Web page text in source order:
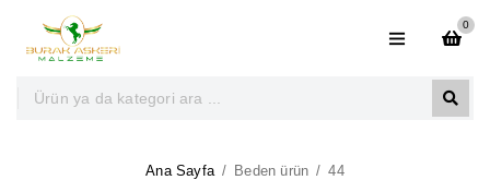
0
Ana Sayfa / Beden ürün / 44